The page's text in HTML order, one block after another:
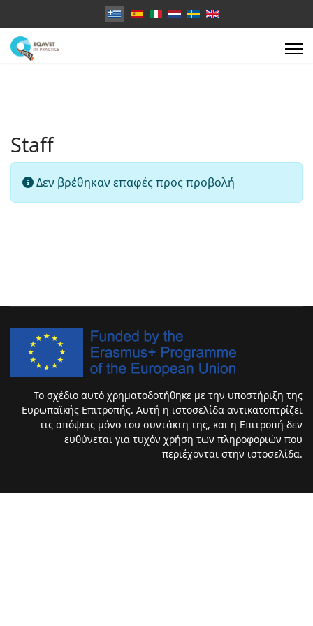
Επιλέξτε τη γλώσσα σας
Staff
Πληροφορία
Δεν βρέθηκαν επαφές προς προβολή
Το σχέδιο αυτό χρηματοδοτήθηκε με την υποστήριξη της
Ευρωπαϊκής Επιτροπής. Αυτή η ιστοσελίδα αντικατοπτρίζει
τις απόψεις μόνο του συντάκτη της, και η Επιτροπή δεν
ευθύνεται για τυχόν χρήση των πληροφοριών που
περιέχονται στην ιστοσελίδα.